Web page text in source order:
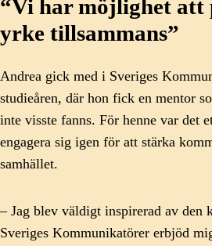
“Vi har möjlighet att
yrke tillsammans”
Andrea gick med i Sveriges
studieåren, där hon fick en mentor
inte visste fanns. För henne var det
engagera sig igen för att stärka
samhället.
– Jag blev väldigt inspirerad av den
Sveriges Kommunikatörer erbjöd